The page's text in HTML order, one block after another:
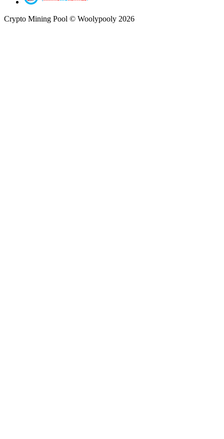
Crypto Mining Pool © Woolypooly 2026